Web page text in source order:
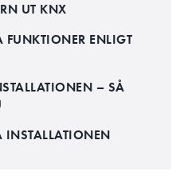
UT KNX
FUNKTIONER ENLIGT
– SÅ
INSTALLATIONEN